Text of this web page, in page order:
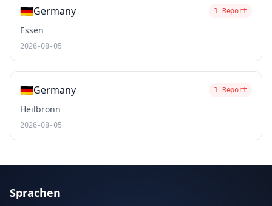
🇩🇪Germany 1 Report
Essen
2026-08-05
🇩🇪Germany 1 Report
Heilbronn
2026-08-05
Sprachen